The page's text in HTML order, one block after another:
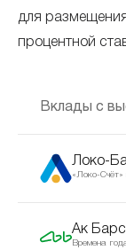
для
процентной
Вклады с
Локо-
«Локо-Счёт»
Ак
Времена